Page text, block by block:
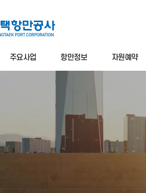
주요사업 항만정보 자원예약